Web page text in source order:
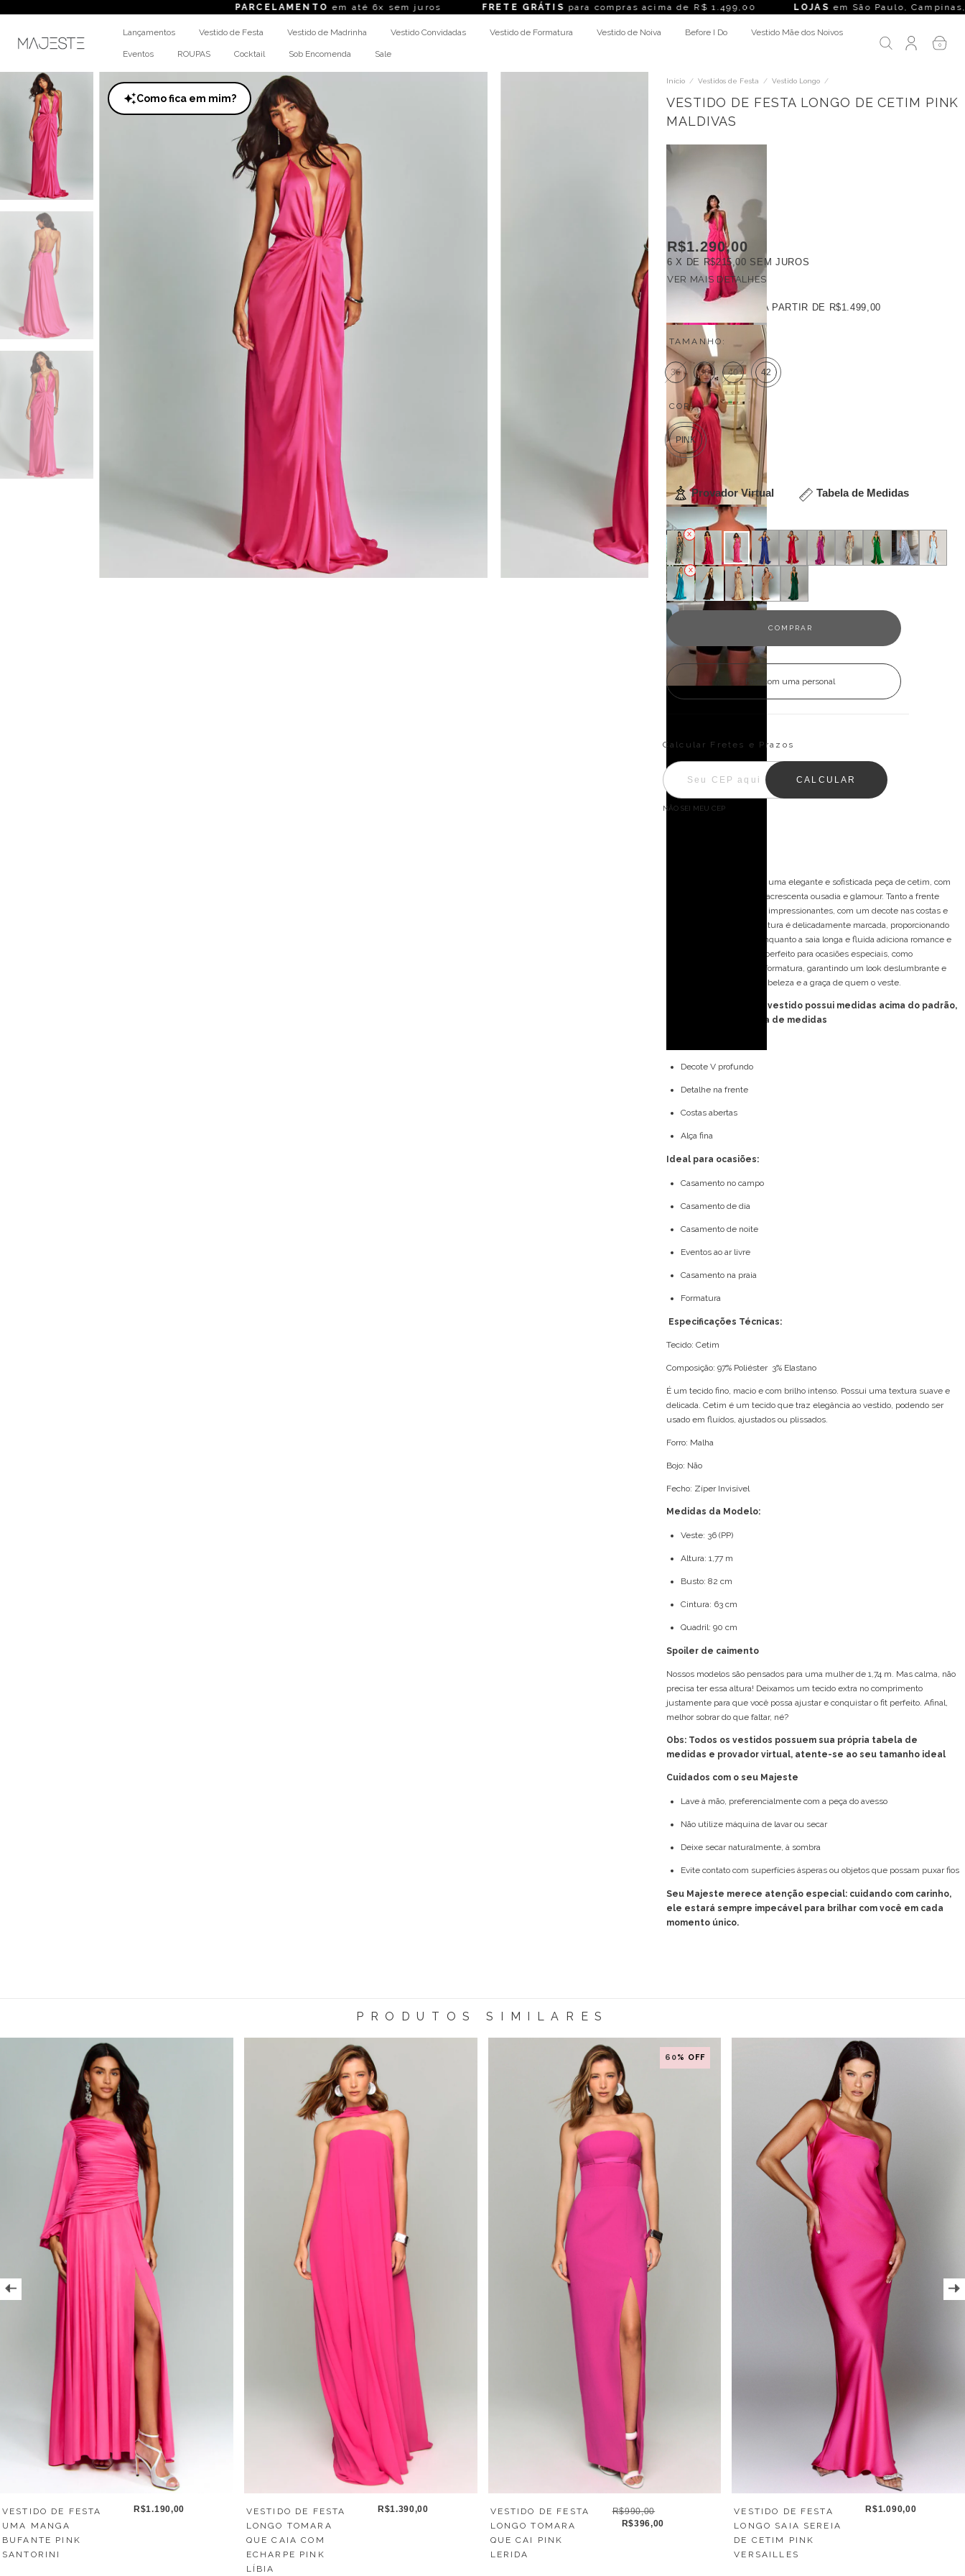
PARCELAMENTO em até 6x sem juros FRETE GRÁTISpara compras acima de R$ 1.499,00LOJAS em São Paulo, Campinas, Rio de
Lançamentos Vestido de Festa Vestido de Madrinha Vestido Convidadas Vestido de Formatura Vestido de Noiva Before I Do Vestido Mãe dos Noivos
Eventos ROUPAS Cocktail Sob Encomenda Sale
0
Como fica em mim?
Início / Vestidos de Festa / Vestido Longo /
VESTIDO DE FESTA LONGO DE CETIM PINK
MALDIVAS
R$1.290,00
6 X DE R$215,00 SEM JUROS
VER MAIS DETALHES
FRETE GRÁTIS A PARTIR DE R$1.499,00
TAMANHO:
36 38 40 42
COR:
PINK
Provador Virtual Tabela de Medidas
Veja outras opções
Fale com uma personal
Calcular Fretes e Prazos
CALCULAR
NÃO SEI MEU CEP
O vestido de festa longo é uma elegante e sofisticada peça de cetim, com
um decote profundo que acrescenta ousadia e glamour. Tanto a frente
quanto a parte de trás são impressionantes, com um decote nas costas e
alças finas cruzadas. A cintura é delicadamente marcada, proporcionando
uma silhueta elegante, enquanto a saia longa e fluida adiciona romance e
elegância. Este vestido é perfeito para ocasiões especiais, como
casamentos ou bailes de formatura, garantindo um look deslumbrante e
memorável, destacando a beleza e a graça de quem o veste.
FORMA GRANDE: esse vestido possui medidas acima do padrão,
favor consultar tabela de medidas
Decote V profundo
Detalhe na frente
Costas abertas
Alça fina
Ideal para ocasiões:
Casamento no campo
Casamento de dia
Casamento de noite
Eventos ao ar livre
Casamento na praia
Formatura
Especificações Técnicas:
Tecido: Cetim
Composição: 97% Poliéster 3% Elastano
É um tecido fino, macio e com brilho intenso. Possui uma textura suave e
delicada. Cetim é um tecido que traz elegância ao vestido, podendo ser
usado em fluídos, ajustados ou plissados.
Forro: Malha
Bojo: Não
Fecho: Zíper Invisível
Medidas da Modelo:
Veste: 36 (PP)
Altura: 1,77 m
Busto: 82 cm
Cintura: 63 cm
Quadril: 90 cm
Spoiler de caimento
Nossos modelos são pensados para uma mulher de 1,74 m. Mas calma, não
precisa ter essa altura! Deixamos um tecido extra no comprimento
justamente para que você possa ajustar e conquistar o fit perfeito. Afinal,
melhor sobrar do que faltar, né?
Obs: Todos os vestidos possuem sua própria tabela de
medidas e provador virtual, atente-se ao seu tamanho ideal
Cuidados com o seu Majeste
Lave à mão, preferencialmente com a peça do avesso
Não utilize máquina de lavar ou secar
Deixe secar naturalmente, à sombra
Evite contato com superfícies ásperas ou objetos que possam puxar fios
Seu Majeste merece atenção especial: cuidando com carinho,
ele estará sempre impecável para brilhar com você em cada
momento único.
PRODUTOS SIMILARES
VESTIDO DE FESTA
UMA MANGA
BUFANTE PINK
SANTORINI
R$1.190,00
VESTIDO DE FESTA
LONGO TOMARA
QUE CAIA COM
ECHARPE PINK
LÍBIA
R$1.390,00
60% OFF
VESTIDO DE FESTA
LONGO TOMARA
QUE CAI PINK
LERIDA
R$990,00
R$396,00
VESTIDO DE FESTA
LONGO SAIA SEREIA
DE CETIM PINK
VERSAILLES
R$1.090,00